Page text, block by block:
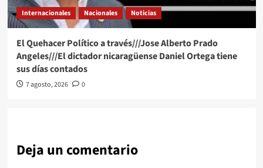
Internacionales Nacionales Noticias
El Quehacer Político a través///Jose Alberto Prado
Angeles///El dictador nicaragüense Daniel Ortega tiene
sus días contados
7 agosto, 2026 0
Deja un comentario